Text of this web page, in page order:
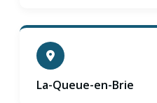
La-Queue-en-Brie